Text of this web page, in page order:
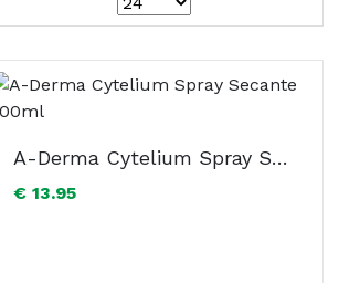
A-Derma Cytelium Spray Secante 100ml
€ 13.95